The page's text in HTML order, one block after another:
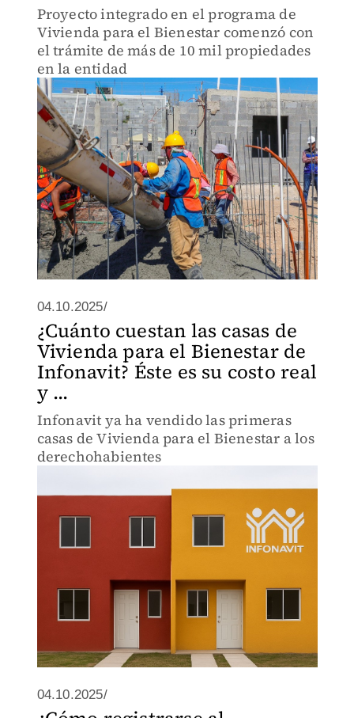
Proyecto integrado en el programa de
Vivienda para el Bienestar comenzó con
el trámite de más de 10 mil propiedades
en la entidad
04.10.2025/
¿Cuánto cuestan las casas de
Vivienda para el Bienestar de
Infonavit? Éste es su costo real
y ...
Infonavit ya ha vendido las primeras
casas de Vivienda para el Bienestar a los
derechohabientes
04.10.2025/